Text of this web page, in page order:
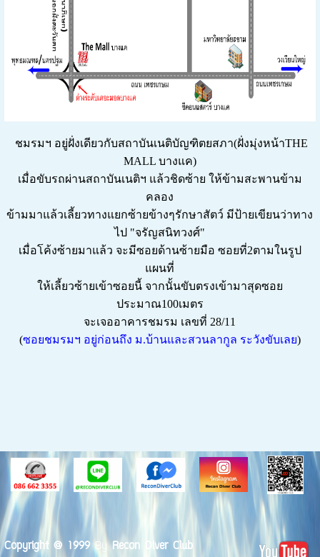
ชมรมฯ อยู่ฝั่งเดียวกับสถาบันเนติบัญฑิตยสภา(ฝั่งมุ่งหน้าTHE
MALL บางแค)
เมื่อขับรถผ่านสถาบันเนติฯ แล้วชิดซ้าย ให้ข้ามสะพานข้าม
คลอง
ข้ามมาแล้วเลี้ยวทางแยกซ้ายข้างๆรักษาสัตว์ มีป้ายเขียนว่าทาง
ไป "จรัญสนิทวงศ์"
เมื่อโค้งซ้ายมาแล้ว จะมีซอยด้านซ้ายมือ ซอยที่2ตามในรูป
แผนที่
ให้เลี้ยวซ้ายเข้าซอยนี้ จากนั้นขับตรงเข้ามาสุดซอย
ประมาณ100เมตร
จะเจออาคารชมรม เลขที่ 28/11
(ซอยชมรมฯ อยู่ก่อนถึง ม.บ้านและสวนลากูล ระวังขับเลย)
Copyright @ 1999ByRecon Diver Club